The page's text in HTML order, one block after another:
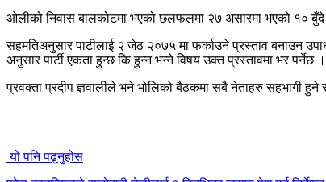
ओलीको निवास बालकोटमा भएको छलफलमा २७ असारमा भएको १० बुँदे
सहमतिअनुसार पार्टीलाई २ जेठ २०७५ मा फर्काउने प्रस्ताव बनाउन
अनुसार पार्टी एकता हुन्छ कि हुन्न भन्ने विषय उक्त प्रस्तावमा भर पर्नेछ ।
प्रवक्ता प्रदीप ज्ञवालीले भने भोलिको बैठकमा सबै नेताहरु सहभागी हुने
यो पनि पढ्नुहोस